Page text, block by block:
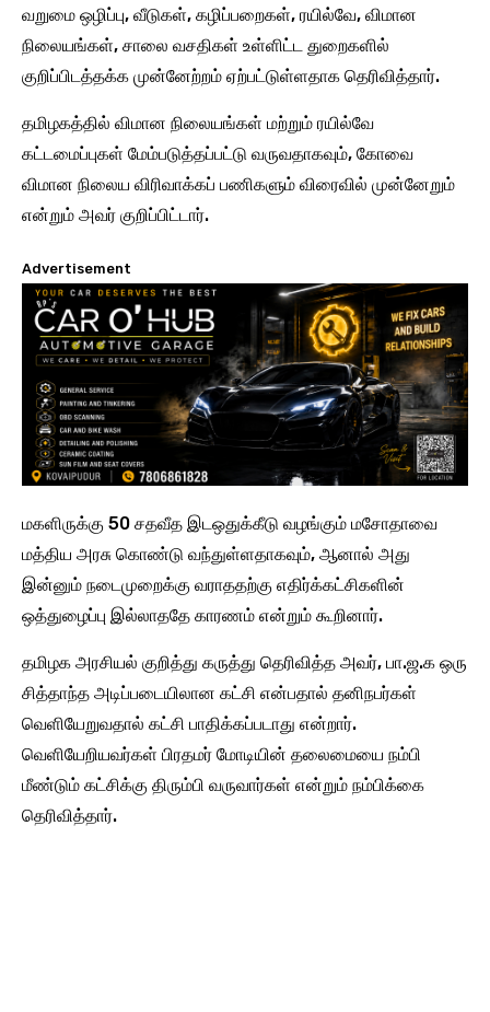
வறுமை ஒழிப்பு, வீடுகள், கழிப்பறைகள், ரயில்வே, விமான
நிலையங்கள், சாலை வசதிகள் உள்ளிட்ட துறைகளில்
குறிப்பிடத்தக்க முன்னேற்றம் ஏற்பட்டுள்ளதாக தெரிவித்தார்.
தமிழகத்தில் விமான நிலையங்கள் மற்றும் ரயில்வே
கட்டமைப்புகள் மேம்படுத்தப்பட்டு வருவதாகவும், கோவை
விமான நிலைய விரிவாக்கப் பணிகளும் விரைவில் முன்னேறும்
என்றும் அவர் குறிப்பிட்டார்.
Advertisement
மகளிருக்கு 50 சதவீத இடஒதுக்கீடு வழங்கும் மசோதாவை
மத்திய அரசு கொண்டு வந்துள்ளதாகவும், ஆனால் அது
இன்னும் நடைமுறைக்கு வராததற்கு எதிர்க்கட்சிகளின்
ஒத்துழைப்பு இல்லாததே காரணம் என்றும் கூறினார்.
தமிழக அரசியல் குறித்து கருத்து தெரிவித்த அவர், பா.ஜ.க ஒரு
சித்தாந்த அடிப்படையிலான கட்சி என்பதால் தனிநபர்கள்
வெளியேறுவதால் கட்சி பாதிக்கப்படாது என்றார்.
வெளியேறியவர்கள் பிரதமர் மோடியின் தலைமையை நம்பி
மீண்டும் கட்சிக்கு திரும்பி வருவார்கள் என்றும் நம்பிக்கை
தெரிவித்தார்.